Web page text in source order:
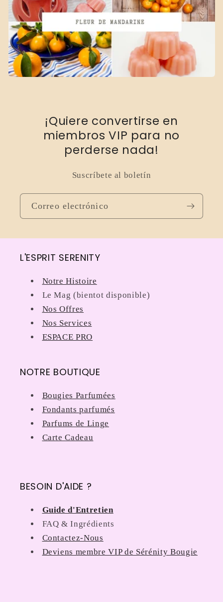
n
:
¡Quiere convertirse en
miembros VIP para no
perderse nada!
Suscríbete al boletín
Correo electrónico
L'ESPRIT SERENITY
Notre Histoire
Le Mag (bientot disponible)
Nos Offres
Nos Services
ESPACE PRO
NOTRE BOUTIQUE
Bougies Parfumées
Fondants parfumés
Parfums de Linge
Carte Cadeau
BESOIN D'AIDE ?
Guide d'Entretien
FAQ & Ingrédients
Contactez-Nous
Deviens membre VIP de Sérénity Bougie